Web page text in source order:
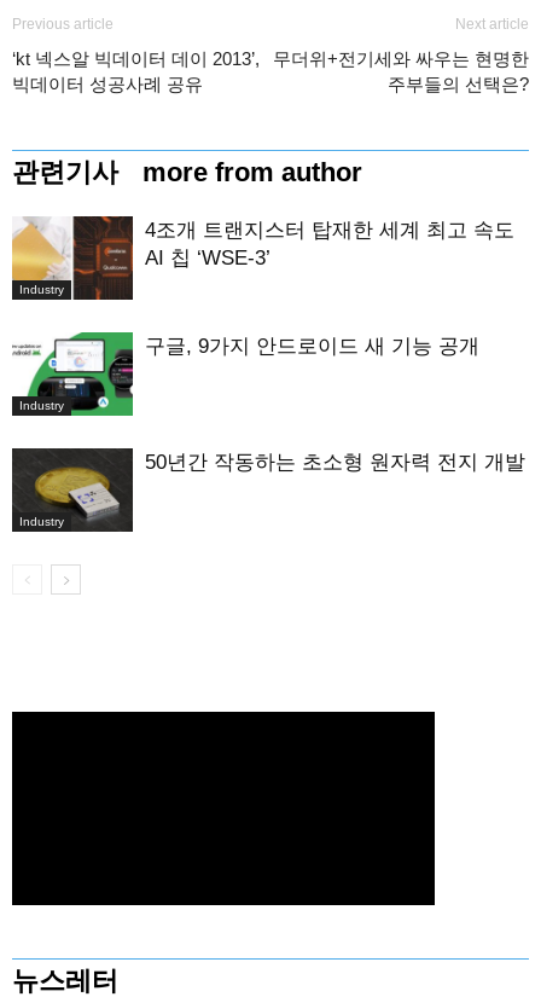
Previous article
‘kt 넥스알 빅데이터 데이 2013’,
빅데이터 성공사례 공유
Next article
무더위+전기세와 싸우는 현명한
주부들의 선택은?
관련기사 more from author
Industry
4조개 트랜지스터 탑재한 세계 최고 속도
AI 칩 ‘WSE-3’
Industry
구글, 9가지 안드로이드 새 기능 공개
Industry
50년간 작동하는 초소형 원자력 전지 개발
뉴스레터